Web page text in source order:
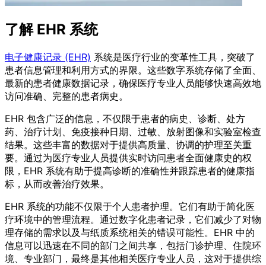
了解 EHR 系统
电子健康记录 (EHR) 系统是医疗行业的变革性工具，突破了
患者信息管理和利用方式的界限。这些数字系统存储了全面、
最新的患者健康数据记录，确保医疗专业人员能够快速高效地
访问准确、完整的患者病史。
EHR 包含广泛的信息，不仅限于患者的病史、诊断、处方
药、治疗计划、免疫接种日期、过敏、放射图像和实验室检查
结果。这些丰富的数据对于提供高质量、协调的护理至关重
要。通过为医疗专业人员提供实时访问患者全面健康史的权
限，EHR 系统有助于提高诊断的准确性并跟踪患者的健康指
标，从而改善治疗效果。
EHR 系统的功能不仅限于个人患者护理。它们有助于简化医
疗环境中的管理流程。通过数字化患者记录，它们减少了对物
理存储的需求以及与纸质系统相关的错误可能性。EHR 中的
信息可以迅速在不同的部门之间共享，包括门诊护理、住院环
境、专业部门，最终是其他相关医疗专业人员，这对于提供综